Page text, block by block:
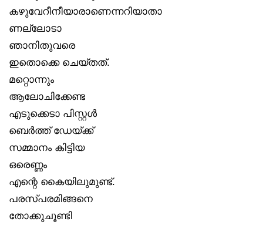
കഴുവേറീനീയാരാണെന്നറിയാതാ
ണല്ലോടാ
ഞാനിതുവരെ
ഇതൊക്കെ ചെയ്തത്.
മറ്റൊന്നും
ആലോചിക്കേണ്ട
എടുക്കെടാ പിസ്റ്റൾ
ബെർത്ത് ഡേയ്ക്ക്
സമ്മാനം കിട്ടിയ
ഒരെണ്ണം
എന്റെ കൈയിലുമുണ്ട്.
പരസ്പരമിങ്ങനെ
തോക്കുചൂണ്ടി